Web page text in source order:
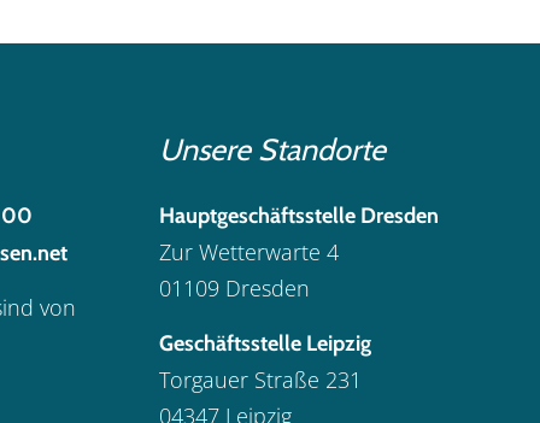
von
Unsere Standorte
Hauptgeschäftsstelle Dresden
Zur Wetterwarte 4
01109 Dresden
Geschäftsstelle Leipzig
Torgauer Straße 231
04347 Leipzig